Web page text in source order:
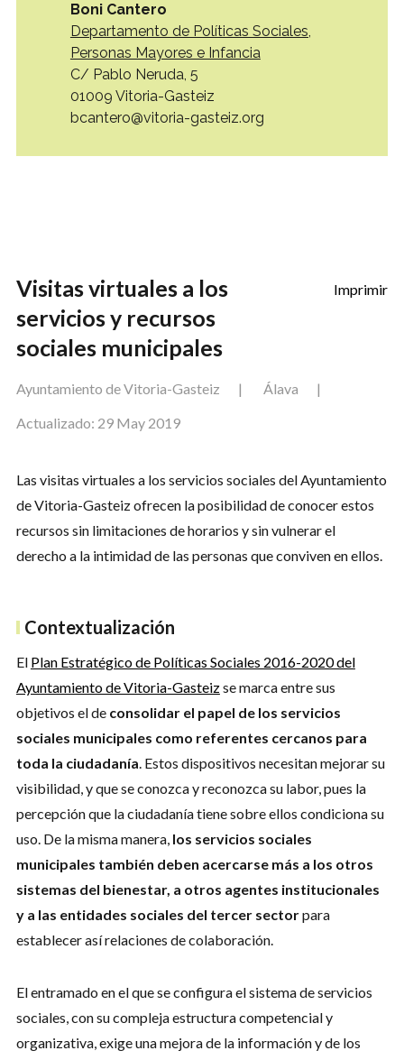
Boni Cantero
Departamento de Políticas Sociales,
Personas Mayores e Infancia
C/ Pablo Neruda, 5
01009 Vitoria-Gasteiz
bcantero@vitoria-gasteiz.org
Imprimir
Instrumentos técnicos
Visitas virtuales a los
servicios y recursos
sociales municipales
Ayuntamiento de Vitoria-Gasteiz Álava
Actualizado: 29 May 2019
Las visitas virtuales a los servicios sociales del Ayuntamiento
de Vitoria-Gasteiz ofrecen la posibilidad de conocer estos
recursos sin limitaciones de horarios y sin vulnerar el
derecho a la intimidad de las personas que conviven en ellos.
Contextualización
El Plan Estratégico de Políticas Sociales 2016-2020 del
Ayuntamiento de Vitoria-Gasteizse marca entre sus
objetivos el de consolidar el papel de los servicios
sociales municipales como referentes cercanos para
toda la ciudadanía. Estos dispositivos necesitan mejorar su
visibilidad, y que se conozca y reconozca su labor, pues la
percepción que la ciudadanía tiene sobre ellos condiciona su
uso. De la misma manera, los servicios sociales
municipales también deben acercarse más a los otros
sistemas del bienestar, a otros agentes institucionales
y a las entidades sociales del tercer sectorpara
establecer así relaciones de colaboración.
El entramado en el que se configura el sistema de servicios
sociales, con su compleja estructura competencial y
organizativa, exige una mejora de la información y de los